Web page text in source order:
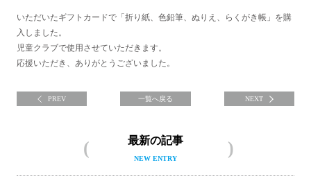
いただいたギフトカードで「折り紙、色鉛筆、ぬりえ、らくがき帳」を購
入しました。
児童クラブで使用させていただきます。
応援いただき、ありがとうございました。
PREV 一覧へ戻る NEXT
最新の記事
NEW ENTRY